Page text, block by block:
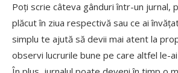
Poți scrie câteva gânduri într-un jurnal,
plăcut în ziua respectivă sau ce ai
simplu te ajută să devii mai atent la
observi lucrurile bune pe care altfel le-